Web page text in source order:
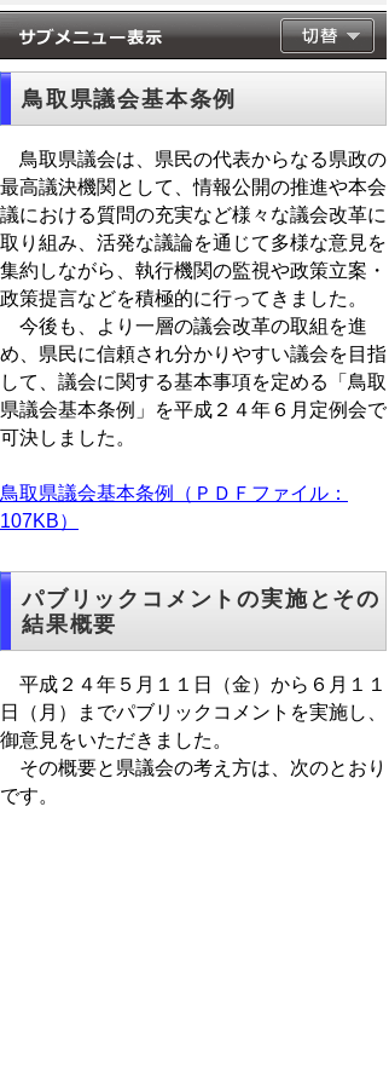
鳥取県議会基本条例
鳥取県議会は、県民の代表からなる県政の
最高議決機関として、情報公開の推進や本会
議における質問の充実など様々な議会改革に
取り組み、活発な議論を通じて多様な意見を
集約しながら、執行機関の監視や政策立案・
政策提言などを積極的に行ってきました。
今後も、より一層の議会改革の取組を進
め、県民に信頼され分かりやすい議会を目指
して、議会に関する基本事項を定める「鳥取
県議会基本条例」を平成２４年６月定例会で
可決しました。
鳥取県議会基本条例（ＰＤＦファイル：
107KB）
パブリックコメントの実施とその
結果概要
平成２４年５月１１日（金）から６月１１
日（月）までパブリックコメントを実施し、
御意見をいただきました。
その概要と県議会の考え方は、次のとおり
です。